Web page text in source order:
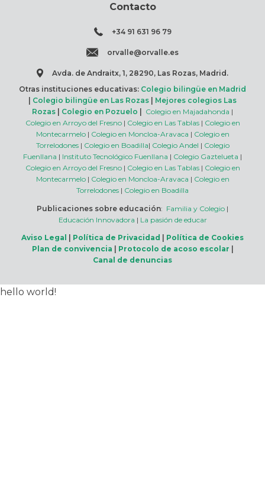
Contacto
+34 91 631 96 79
orvalle@orvalle.es
Avda. de Andraitx, 1, 28290, Las Rozas, Madrid.
Otras instituciones educativas: Colegio bilingüe en Madrid
| Colegio bilingüe en Las Rozas | Mejores colegios Las
Rozas | Colegio en Pozuelo | Colegio en Majadahonda |
Colegio en Arroyo del Fresno| Colegio en Las Tablas| Colegio en
Montecarmelo| Colegio en Moncloa-Aravaca | Colegio en
Torrelodones| Colegio en Boadilla| Colegio Andel | Colegio
Fuenllana | Instituto Tecnológico Fuenllana | Colegio Gaztelueta |
Colegio en Arroyo del Fresno| Colegio en Las Tablas| Colegio en
Montecarmelo| Colegio en Moncloa-Aravaca | Colegio en
Torrelodones | Colegio en Boadilla
Publicaciones sobre educación: Familia y Colegio |
Educación Innovadora | La pasión de educar
Aviso Legal | Política de Privacidad | Política de Cookies
Plan de convivencia | Protocolo de acoso escolar |
Canal de denuncias
hello world!